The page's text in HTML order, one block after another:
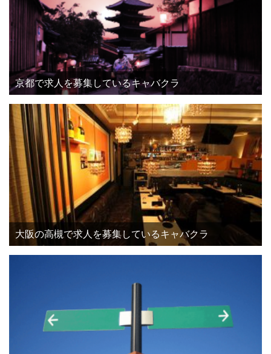
京都で求人を募集しているキャバクラ
大阪の高槻で求人を募集しているキャバクラ